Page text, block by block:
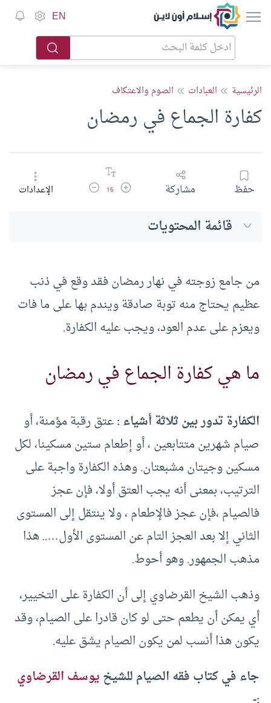
إسلام أون لاين EN
الرئيسية العبادات الصوم والاعتكاف
كفارة الجماع في رمضان
حفظ مشاركة زيادة حجم الخط
16 تقليل حجم الخطالإعدادات
قائمة المحتويات
من جامع زوجته في نهار رمضان فقد وقع في ذنب
عظيم يحتاج منه توبة صادقة ويندم بها على ما فات
ويعزم على عدم العود، ويجب عليه الكفارة.
ما هي كفارة الجماع في رمضان
الكفارة تدور بين ثلاثة أشياء :عتق رقبة مؤمنة، أو
صيام شهرين متتابعين ، أو إطعام ستين مسكينا، لكل
مسكين وجيتان مشبعتان. وهذه الكفارة واجبة على
الترتيب، بمعنى أنه يجب العتق أولا، فإن عجز
فالصيام ،فإن عجز فالإطعام ، ولا ينتقل إلى المستوى
الثاني إلا بعد العجز التام عن المستوى الأول….. هذا
مذهب الجمهور. وهو أحوط.
وذهب الشيخ القرضاوي إلى أن الكفارة على التخيير،
أي يمكن أن يطعم حتى لو كان قادرا على الصيام، وقد
يكون هذا أنسب لمن يكون الصيام يشق عليه.
جاء في كتاب فقه الصيام للشيخيوسف القرضاوي